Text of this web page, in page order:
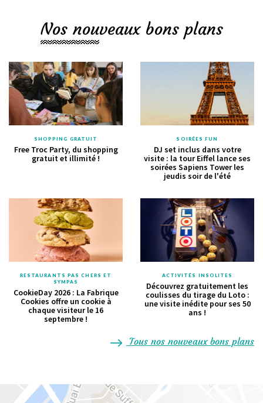
Nos nouveaux bons plans
SHOPPING GRATUIT
Free Troc Party, du shopping
gratuit et illimité !
SOIRÉES FUN
DJ set inclus dans votre
visite : la tour Eiffel lance ses
soirées Sapiens Tower les
jeudis soir de l'été
RESTAURANTS PAS CHERS ET
SYMPAS
CookieDay 2026 : La Fabrique
Cookies offre un cookie à
chaque visiteur le 16
septembre !
ACTIVITÉS INSOLITES
Découvrez gratuitement les
coulisses du tirage du Loto :
une visite inédite pour ses 50
ans !
Tous nos nouveaux bons plans